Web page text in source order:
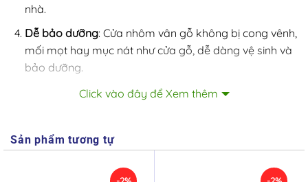
nhà.
Dễ bảo dưỡng: Cửa nhôm vân gỗ không bị cong vênh,
mối mọt hay mục nát như cửa gỗ, dễ dàng vệ sinh và
bảo dưỡng.
Ứng dụng trong thiết kế nội thất
trình dân dụng và công nghiệp, từ cửa chính, cửa sổ, cửa
phòng cho đến cửa ban công. Sản phẩm này phù hợp
với nhiều phong cách thiết kế từ hiện đại đến cổ điển,
Click vào đây để Xem thêm
Sản phẩm tương tự